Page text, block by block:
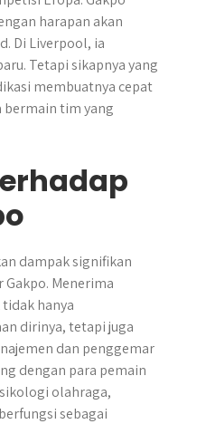
harapan akan
Di Liverpool, ia
Tetapi sikapnya yang
membuatnya cepat
bermain tim yang
dampak signifikan
Menerima
hanya
dirinya, tetapi juga
dan penggemar
dengan para pemain
olahraga,
sebagai